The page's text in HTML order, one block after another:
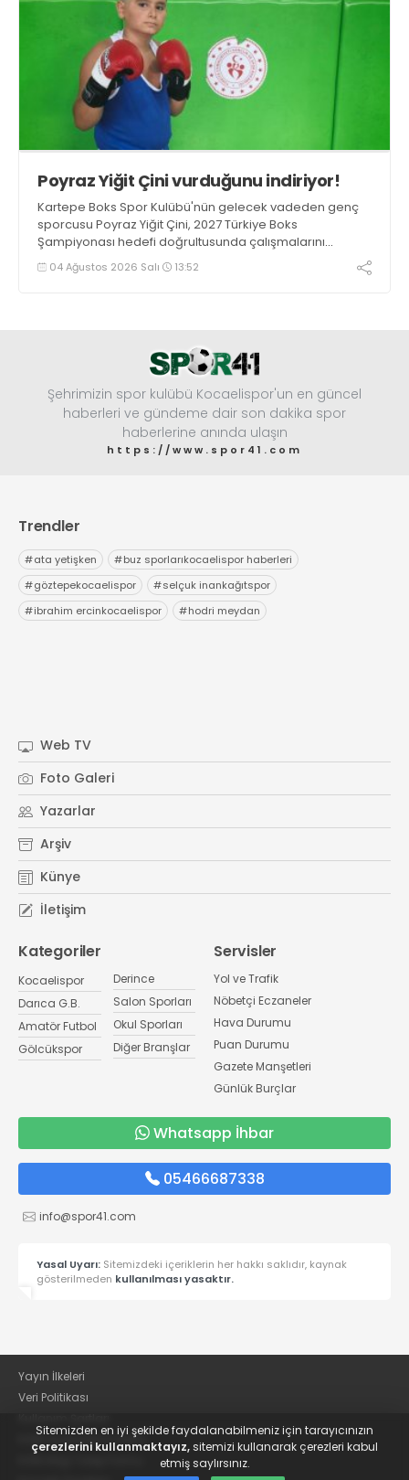
Poyraz Yiğit Çini vurduğunu indiriyor!
Kartepe Boks Spor Kulübü'nün gelecek vadeden genç
sporcusu Poyraz Yiğit Çini, 2027 Türkiye Boks
Şampiyonası hedefi doğrultusunda çalışmalarını
aralıksız sürdürüyor.
04 Ağustos 2026 Salı 13:52
Şehrimizin spor kulübü Kocaelispor'un en güncel
haberleri ve gündeme dair son dakika spor
haberlerine anında ulaşın
https://www.spor41.com
Trendler
#ata yetişken #buz sporlarıkocaelispor haberleri
#göztepekocaelispor #selçuk inankağıtspor
#ibrahim ercinkocaelispor #hodri meydan
Web TV
Foto Galeri
Yazarlar
Arşiv
Künye
İletişim
Kategoriler
Kocaelispor
Darıca G.B.
Amatör Futbol
Gölcükspor
Derince
Salon Sporları
Okul Sporları
Diğer Branşlar
Servisler
Yol ve Trafik
Nöbetçi Eczaneler
Hava Durumu
Puan Durumu
Gazete Manşetleri
Günlük Burçlar
Whatsapp İhbar
05466687338
info@spor41.com
Yasal Uyarı: Sitemizdeki içeriklerin her hakkı saklıdır, kaynak
gösterilmeden kullanılması yasaktır.
Yayın İlkeleri
Veri Politikası
KVKK Aydınlatma Metni
Sitemizden en iyi şekilde faydalanabilmeniz için tarayıcınızın
çerezlerini kullanmaktayız,sitemizi kullanarak çerezleri kabul
etmiş saylırsınız.